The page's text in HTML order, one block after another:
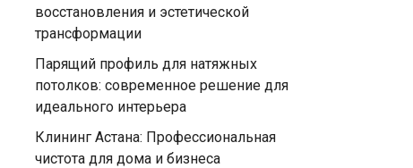
восстановления и эстетической
трансформации
Парящий профиль для натяжных
потолков: современное решение для
идеального интерьера
Клининг Астана: Профессиональная
чистота для дома и бизнеса